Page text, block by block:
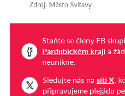
Zdroj: Město Svitavy
Staňte se členy FB
Pardubickém kraji a
neunikne.
Sledujte nás na síti X,
připravujeme plejádu